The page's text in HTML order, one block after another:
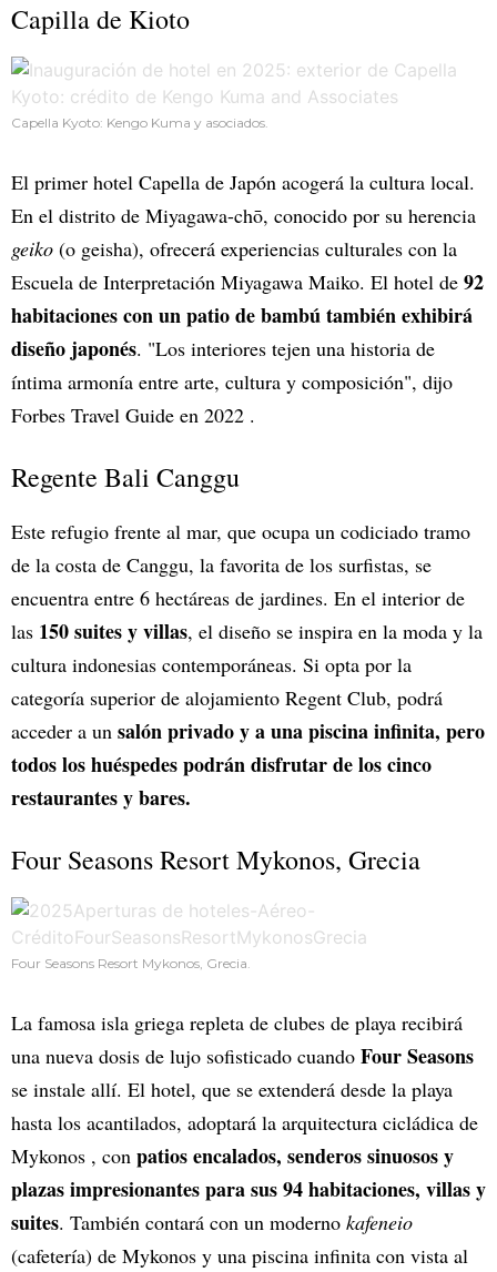
Capilla de Kioto
Capella Kyoto: Kengo Kuma y asociados.
El primer hotel Capella de Japón acogerá la cultura local.
En el distrito de Miyagawa-chō, conocido por su herencia
geiko (o geisha), ofrecerá experiencias culturales con la
Escuela de Interpretación Miyagawa Maiko. El hotel de 92
habitaciones con un patio de bambú también exhibirá
diseño japonés. "Los interiores tejen una historia de
íntima armonía entre arte, cultura y composición", dijo
Forbes Travel Guide en 2022 .
Regente Bali Canggu
Este refugio frente al mar, que ocupa un codiciado tramo
de la costa de Canggu, la favorita de los surfistas, se
encuentra entre 6 hectáreas de jardines. En el interior de
las 150 suites y villas, el diseño se inspira en la moda y la
cultura indonesias contemporáneas. Si opta por la
categoría superior de alojamiento Regent Club, podrá
acceder a un salón privado y a una piscina infinita, pero
todos los huéspedes podrán disfrutar de los cinco
restaurantes y bares.
Four Seasons Resort Mykonos, Grecia
Four Seasons Resort Mykonos, Grecia.
La famosa isla griega repleta de clubes de playa recibirá
una nueva dosis de lujo sofisticado cuando Four Seasons
se instale allí. El hotel, que se extenderá desde la playa
hasta los acantilados, adoptará la arquitectura cicládica de
Mykonos , con patios encalados, senderos sinuosos y
plazas impresionantes para sus 94 habitaciones, villas y
suites. También contará con un moderno kafeneio
(cafetería) de Mykonos y una piscina infinita con vista al